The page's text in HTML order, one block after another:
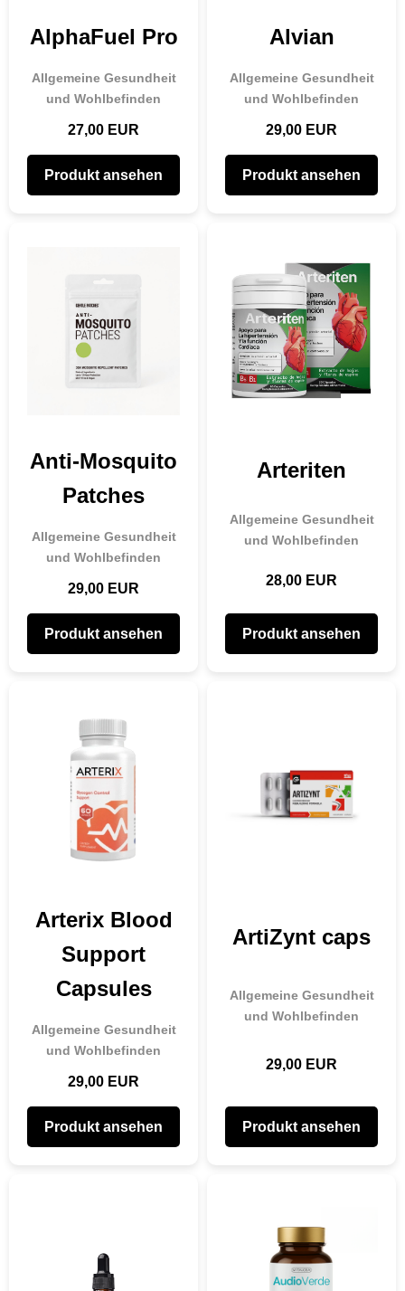
AlphaFuel Pro
Allgemeine Gesundheit
und Wohlbefinden
27,00 EUR
Produkt ansehen
Alvian
Allgemeine Gesundheit
und Wohlbefinden
29,00 EUR
Produkt ansehen
Anti-Mosquito
Patches
Allgemeine Gesundheit
und Wohlbefinden
29,00 EUR
Produkt ansehen
Arteriten
Allgemeine Gesundheit
und Wohlbefinden
28,00 EUR
Produkt ansehen
Arterix Blood
Support
Capsules
Allgemeine Gesundheit
und Wohlbefinden
29,00 EUR
Produkt ansehen
ArtiZynt caps
Allgemeine Gesundheit
und Wohlbefinden
29,00 EUR
Produkt ansehen